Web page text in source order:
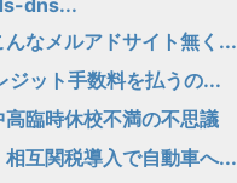
dns...
なメルアドサイト無く...
ジット手数料を払うの...
臨時休校不満の不思議
相互関税導入で自動車へ...